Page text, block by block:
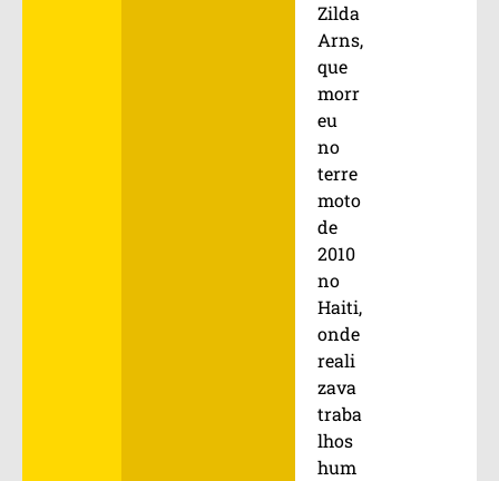
Zilda
Arns,
que
morr
eu
no
terre
moto
de
2010
no
Haiti,
onde
reali
zava
traba
lhos
hum